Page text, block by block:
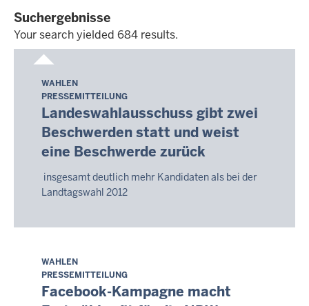
Suchergebnisse
Your search yielded 684 results.
Your
yielded
results.
Samstag,
8.
August
2026
-
14:09
WAHLEN
PRESSEMITTEILUNG
Landeswahlausschuss gibt zwei
Beschwerden statt und weist
eine Beschwerde zurück
insgesamt deutlich mehr Kandidaten als bei der
Landtagswahl 2012
Samstag,
8.
August
WAHLEN
PRESSEMITTEILUNG
Facebook-Kampagne macht